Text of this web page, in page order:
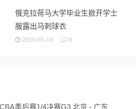
俄克拉荷马大学毕业生掀开学士
服露出马刺球衣
2026-05-19 0
季后赛1/4决赛G3 北京 - 广东